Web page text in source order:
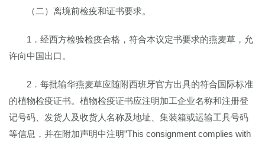
（二）离境前检疫和证书要求。
1．经西方检验检疫合格，符合本议定书要求的燕麦草，允
许向中国出口。
2．每批输华燕麦草应随附西班牙官方出具的符合国际标准
的植物检疫证书。植物检疫证书应注明加工企业名称和注册登
记号码、发货人及收货人名称及地址、集装箱或运输工具号码
等信息，并在附加声明中注明”This consignment complies with